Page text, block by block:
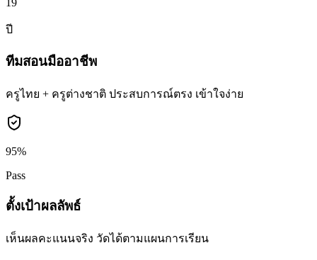
ปี
ทีมสอนมืออาชีพ
ครูไทย + ครูต่างชาติ ประสบการณ์ตรง เข้าใจง่าย
95%
Pass
ตั้งเป้าผลลัพธ์
เห็นผลคะแนนจริง วัดได้ตามแผนการเรียน